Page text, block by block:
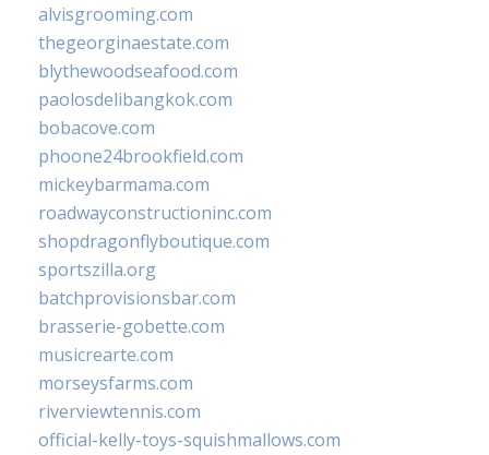
alvisgrooming.com
thegeorginaestate.com
blythewoodseafood.com
paolosdelibangkok.com
bobacove.com
phoone24brookfield.com
mickeybarmama.com
roadwayconstructioninc.com
shopdragonflyboutique.com
sportszilla.org
batchprovisionsbar.com
brasserie-gobette.com
musicrearte.com
morseysfarms.com
riverviewtennis.com
official-kelly-toys-squishmallows.com